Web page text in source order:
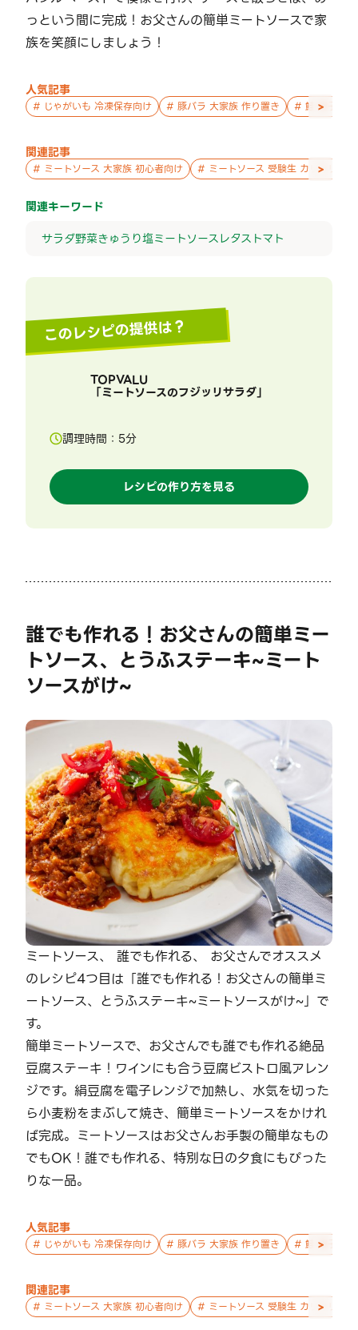
っという間に完成！お父さんの簡単ミートソースで家
族を笑顔にしましょう！
人気記事
# じゃがいも 冷凍保存向け # 豚バラ 大家族 作り置き # 鮭 親子 作
>
関連記事
# ミートソース 大家族 初心者向け # ミートソース 受験生 カリカリ
>
関連キーワード
サラダ野菜きゅうり塩ミートソースレタス トマト
このレシピの提供は？
TOPVALU
「ミートソースのフジッリサラダ」
調理時間： 5分
レシピの作り方を見る
誰でも作れる！お父さんの簡単ミー
トソース、とうふステーキ~ミート
ソースがけ~
ミートソース、 誰でも作れる、 お父さんでオススメ
のレシピ4つ目は「誰でも作れる！お父さんの簡単ミ
ートソース、とうふステーキ~ミートソースがけ~」で
す。
簡単ミートソースで、お父さんでも誰でも作れる絶品
豆腐ステーキ！ワインにも合う豆腐ビストロ風アレン
ジです。絹豆腐を電子レンジで加熱し、水気を切った
ら小麦粉をまぶして焼き、簡単ミートソースをかけれ
ば完成。ミートソースはお父さんお手製の簡単なもの
でもOK！誰でも作れる、特別な日の夕食にもぴった
りな一品。
人気記事
# じゃがいも 冷凍保存向け # 豚バラ 大家族 作り置き # 鮭 親子 作
>
関連記事
# ミートソース 大家族 初心者向け # ミートソース 受験生 カリカリ
>